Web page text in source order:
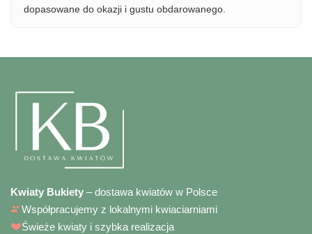
dopasowane do okazji i gustu obdarowanego.
Kwiaty Bukiety – dostawa kwiatów w Polsce
Współpracujemy z lokalnymi kwiaciarniami
Świeże kwiaty i szybka realizacja